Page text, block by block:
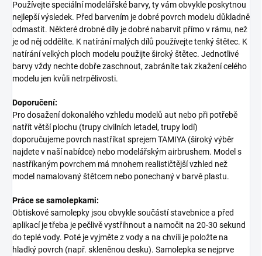
Používejte speciální modelářské barvy, ty vám obvykle poskytnou
nejlepší výsledek. Před barvením je dobré povrch modelu důkladně
odmastit. Některé drobné díly je dobré nabarvit přímo v rámu, než
je od něj oddělíte. K natírání malých dílů používejte tenký štětec. K
natírání velkých ploch modelu použijte široký štětec. Jednotlivé
barvy vždy nechte dobře zaschnout, zabráníte tak zkažení celého
modelu jen kvůli netrpělivosti.
Doporučení:
Pro dosažení dokonalého vzhledu modelů aut nebo při potřebě
natřít větší plochu (trupy civilních letadel, trupy lodí)
doporučujeme povrch nastříkat sprejem TAMIYA (široký výběr
najdete v naší nabídce) nebo modelářským airbrushem. Model s
nastříkaným povrchem má mnohem realističtější vzhled než
model namalovaný štětcem nebo ponechaný v barvě plastu.
Práce se samolepkami:
Obtiskové samolepky jsou obvykle součástí stavebnice a před
aplikací je třeba je pečlivě vystřihnout a namočit na 20-30 sekund
do teplé vody. Poté je vyjměte z vody a na chvíli je položte na
hladký povrch (např. skleněnou desku). Samolepka se nejprve